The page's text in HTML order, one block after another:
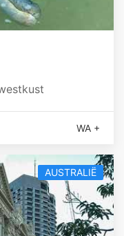
WA +
AUSTRALIË